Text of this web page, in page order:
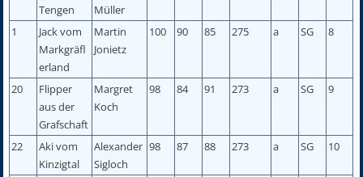
Tengen
Müller
1
Jack vom
Markgräfl
erland
Martin
Jonietz
100 90 85 275 a SG 8
20
Flipper
aus der
Grafschaft
Margret
Koch
98 84 91 273 a SG 9
22
Aki vom
Kinzigtal
Alexander
Sigloch
98 87 88 273 a SG 10